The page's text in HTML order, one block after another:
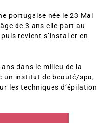
portugaise née le 23 Mai
de 3 ans elle part au
revient s’installer en
dans le milieu de la
un institut de beauté/spa,
les techniques d’épilation